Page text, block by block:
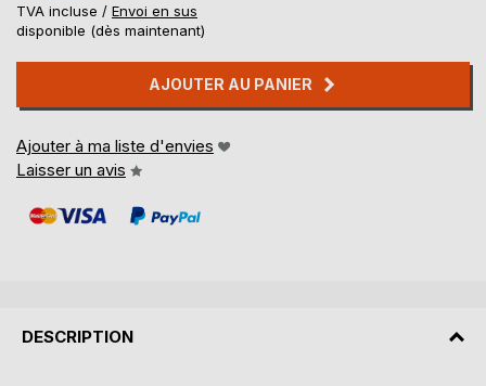
TVA incluse / Envoi en sus
disponible (dès maintenant)
AJOUTER AU PANIER
Ajouter à ma liste d'envies
Laisser un avis
DESCRIPTION